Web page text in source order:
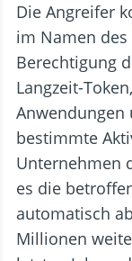
Die Angreifer
im Namen
Berechtigung
Langzeit-
Anwendungen
bestimmte
Unternehmen
es die
automatisch
Millionen